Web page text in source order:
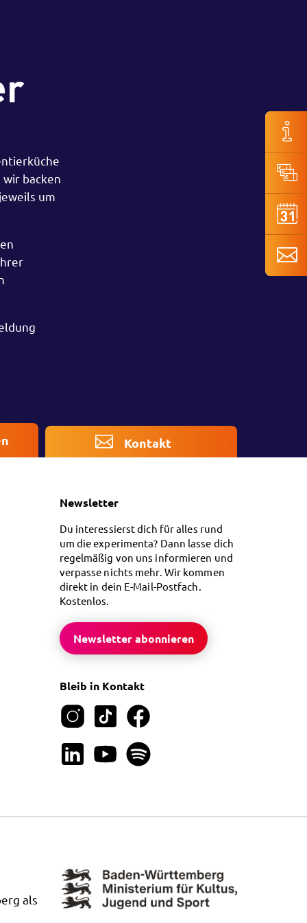
backen
um
Kontakt
Newsletter
Du interessierst dich für alles rund
um die experimenta? Dann lasse dich
regelmäßig von uns informieren und
verpasse nichts mehr. Wir kommen
direkt in dein E-Mail-Postfach.
Kostenlos.
Newsletter abonnieren
Bleib in Kontakt
als